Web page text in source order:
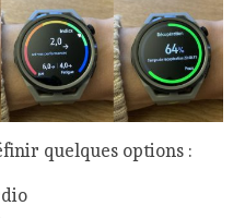
quelques options :